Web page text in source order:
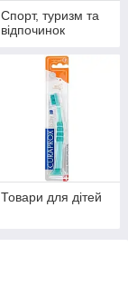
Спорт, туризм та
відпочинок
Товари для дітей